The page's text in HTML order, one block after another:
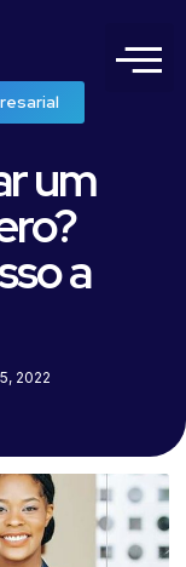
um
a
2022